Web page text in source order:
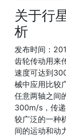
关于行
析
发布时间：
齿轮传动用来
速度可达到
械中应用比较
任意两轴之间
300m/s，传
较广泛的一种
间的运动和动